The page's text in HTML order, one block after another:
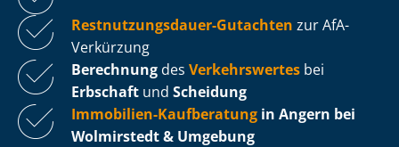
Rest­nut­zungs­dau­er-Gutachten zur AfA-
Verkürzung
Berechnung des Verkehrswertes bei
Erbschaft und Scheidung
Immobilien-Kaufberatung in Angern bei
Wolmirstedt & Umgebung